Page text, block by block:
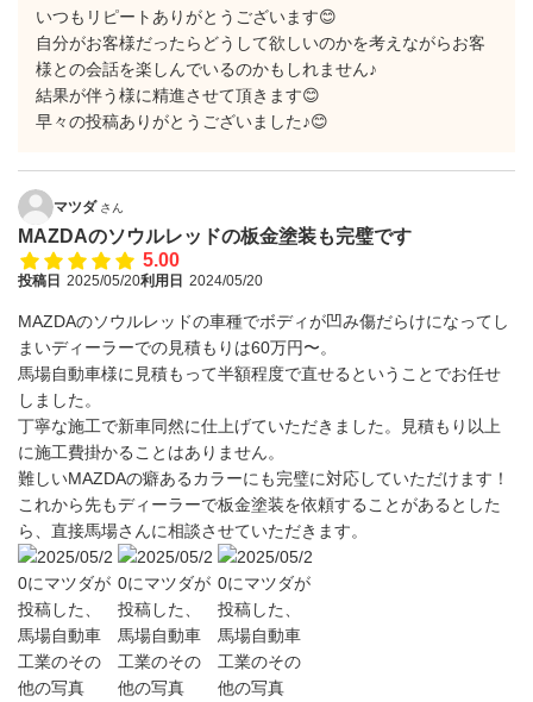
いつもリピートありがとうございます😊
自分がお客様だったらどうして欲しいのかを考えながらお客
様との会話を楽しんでいるのかもしれません♪
結果が伴う様に精進させて頂きます😊
早々の投稿ありがとうございました♪😊
マツダ さん
MAZDAのソウルレッドの板金塗装も完璧です
5.00
投稿日 2025/05/20利用日 2024/05/20
MAZDAのソウルレッドの車種でボディが凹み傷だらけになってし
まいディーラーでの見積もりは60万円〜。
馬場自動車様に見積もって半額程度で直せるということでお任せ
しました。
丁寧な施工で新車同然に仕上げていただきました。見積もり以上
に施工費掛かることはありません。
難しいMAZDAの癖あるカラーにも完璧に対応していただけます！
これから先もディーラーで板金塗装を依頼することがあるとした
ら、直接馬場さんに相談させていただきます。